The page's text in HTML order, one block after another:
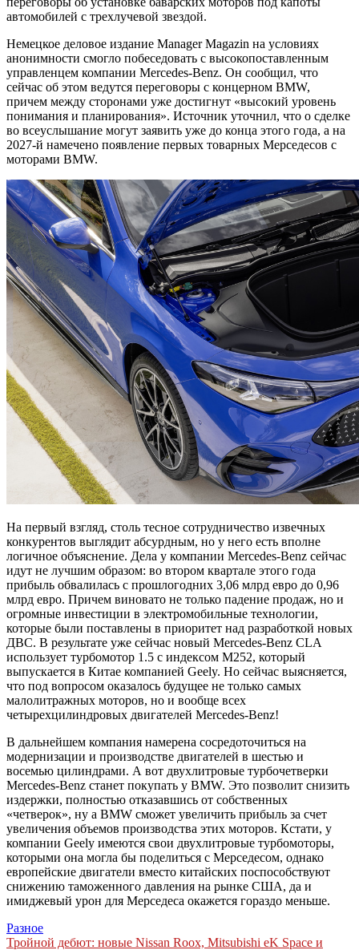
автомобилей с трехлучевой звездой.
Немецкое деловое издание Manager Magazin на условиях
анонимности смогло побеседовать с высокопоставленным
управленцем компании Mercedes-Benz. Он сообщил, что
сейчас об этом ведутся переговоры с концерном BMW,
причем между сторонами уже достигнут «высокий уровень
понимания и планирования». Источник уточнил, что о сделке
во всеуслышание могут заявить уже до конца этого года, а на
2027-й намечено появление первых товарных Мерседесов с
моторами BMW.
На первый взгляд, столь тесное сотрудничество извечных
конкурентов выглядит абсурдным, но у него есть вполне
логичное объяснение. Дела у компании Mercedes‑Benz сейчас
идут не лучшим образом: во втором квартале этого года
прибыль обвалилась с прошлогодних 3,06 млрд евро до 0,96
млрд евро. Причем виновато не только падение продаж, но и
огромные инвестиции в электромобильные технологии,
которые были поставлены в приоритет над разработкой новых
ДВС. В результате уже сейчас новый Mercedes-Benz CLA
использует турбомотор 1.5 с индексом M252, который
выпускается в Китае компанией Geely. Но сейчас выясняется,
что под вопросом оказалось будущее не только самых
малолитражных моторов, но и вообще всех
четырехцилиндровых двигателей Mercedes-Benz!
В дальнейшем компания намерена сосредоточиться на
модернизации и производстве двигателей в шестью и
восемью цилиндрами. А вот двухлитровые турбочетверки
Mercedes-Benz станет покупать у BMW. Это позволит снизить
издержки, полностью отказавшись от собственных
«четверок», ну а BMW сможет увеличить прибыль за счет
увеличения объемов производства этих моторов. Кстати, у
компании Geely имеются свои двухлитровые турбомоторы,
которыми она могла бы поделиться с Мерседесом, однако
европейские двигатели вместо китайских поспособствуют
снижению таможенного давления на рынке США, да и
имиджевый урон для Мерседеса окажется гораздо меньше.
Разное
Навигация
Тройной дебют: новые Nissan Roox, Mitsubishi eK Space и